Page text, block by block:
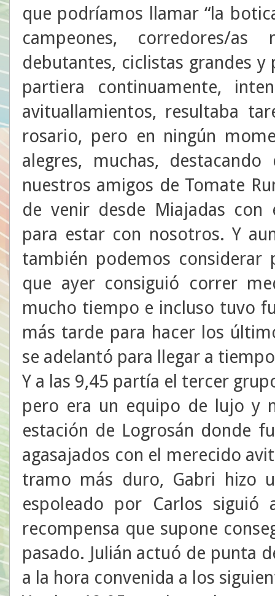
que podríamos llamar “la
campeones, corredores/as
debutantes, ciclistas grandes y
partiera continuamente,
avituallamientos, resultaba
rosario, pero en ningún
alegres, muchas,
nuestros amigos de Tomate
de venir desde Miajadas con
para estar con nosotros. Y
también podemos considerar
que ayer consiguió correr
mucho tiempo e incluso tuvo
más tarde para hacer los
se adelantó para llegar a
Y a las 9,45 partía el tercer
pero era un equipo de lujo y
estación de Logrosán donde
agasajados con el merecido
tramo más duro, Gabri hizo
espoleado por Carlos
recompensa que supone
pasado. Julián actuó de punta
a la hora convenida a los